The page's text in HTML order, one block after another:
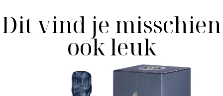
Dit vind je misschien
ook leuk